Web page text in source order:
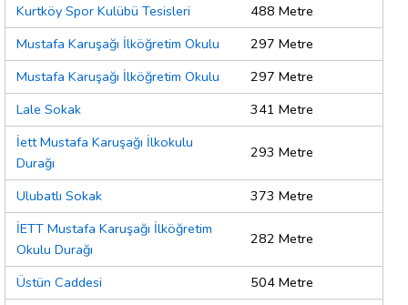
Kurtköy Spor Kulübü Tesisleri
488 Metre
Mustafa Karuşağı İlköğretim Okulu
297 Metre
Mustafa Karuşağı İlköğretim Okulu
297 Metre
Lale Sokak
341 Metre
İett Mustafa Karuşağı İlkokulu
Durağı
293 Metre
Ulubatlı Sokak
373 Metre
İETT Mustafa Karuşağı İlköğretim
Okulu Durağı
282 Metre
Üstün Caddesi
504 Metre